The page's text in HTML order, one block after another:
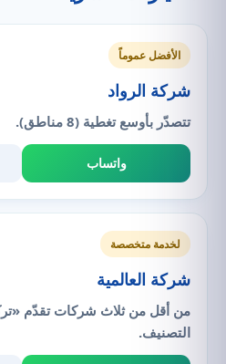
الأفضل عموماً
شركة الرواد
تتصدّر بأوسع تغطية (8 مناطق).
واتساب
لخدمة متخصصة
شركة العالمية
من أقل من ثلاث شركات تقدّم
التصنيف.